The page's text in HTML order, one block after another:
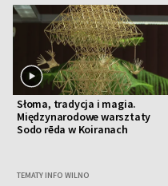
Słoma, tradycja i magia.
Międzynarodowe warsztaty
Sodo rēda w Koiranach
TEMATY INFO WILNO